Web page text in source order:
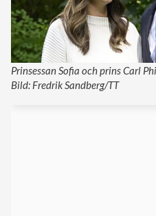
Prinsessan Sofia och prins Carl
Bild: Fredrik Sandberg/TT